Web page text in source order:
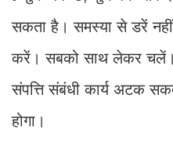
सकता है। समस्या से डरें
करें। सबको साथ लेकर
संपत्ति संबंधी कार्य अटक
होगा।